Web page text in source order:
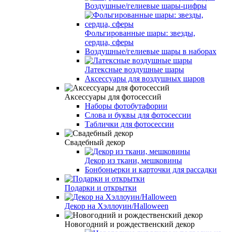
Воздушные/гелиевые шары-цифры
Фольгированные шары: звезды,
сердца, сферы
Воздушные/гелиевые шары в наборах
Латексные воздушные шары
Аксессуары для воздушных шаров
Аксессуары для фотосессий
Наборы фотобутафории
Слова и буквы для фотосессии
Таблички для фотосессии
Свадебный декор
Декор из ткани, мешковины
Бонбоньерки и карточки для рассадки
Подарки и открытки
Декор на Хэллоуин/Halloween
Новогодний и рождественский декор